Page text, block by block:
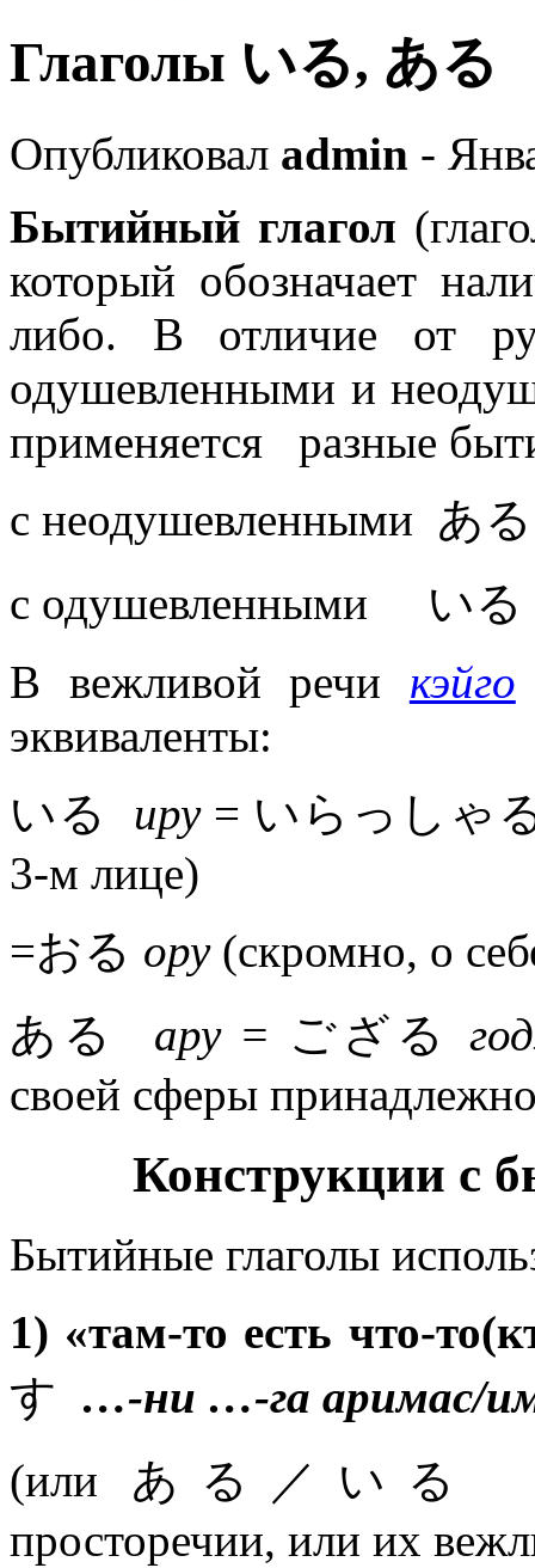
Глаголы いる, ある
Опубликовал admin -
Бытийный глагол
который обозначает
либо. В отличие от
одушевленными и
применяется разные
с неодушевленными あ
с одушевленными いる
В вежливой речи кэйго
эквиваленты:
いる иру = いらっしゃ
3-м лице)
=おる ору(скромно, о
ある ару = ござる
своей сферы
Конструкции с
Бытийные глаголы
1) «там-то есть что-
す …-ни …-га аримас/
(или ある／い
просторечии, или их